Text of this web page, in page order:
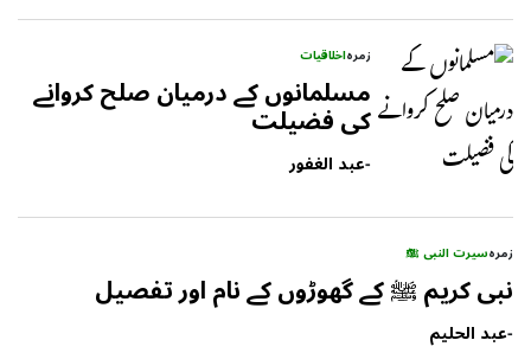
زمرہاخلاقیات
مسلمانوں کے درمیان صلح کروانے
کی فضیلت
-عبد الغفور
زمرہسیرت النبی ﷺ
نبی کریم ﷺ کے گھوڑوں کے نام اور تفصیل
-عبد الحلیم